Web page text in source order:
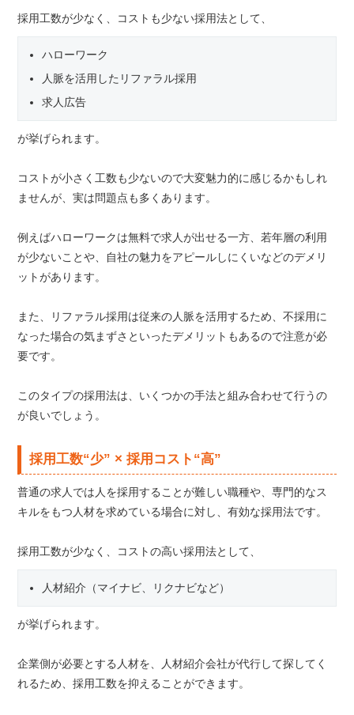
採用工数が少なく、コストも少ない採用法として、
ハローワーク
人脈を活用したリファラル採用
求人広告
が挙げられます。
コストが小さく工数も少ないので大変魅力的に感じるかもしれ
ませんが、実は問題点も多くあります。
例えばハローワークは無料で求人が出せる一方、若年層の利用
が少ないことや、自社の魅力をアピールしにくいなどのデメリ
ットがあります。
また、リファラル採用は従来の人脈を活用するため、不採用に
なった場合の気まずさといったデメリットもあるので注意が必
要です。
このタイプの採用法は、いくつかの手法と組み合わせて行うの
が良いでしょう。
採用工数“少” × 採用コスト“高”
普通の求人では人を採用することが難しい職種や、専門的なス
キルをもつ人材を求めている場合に対し、有効な採用法です。
採用工数が少なく、コストの高い採用法として、
人材紹介（マイナビ、リクナビなど）
が挙げられます。
企業側が必要とする人材を、人材紹介会社が代行して探してく
れるため、採用工数を抑えることができます。